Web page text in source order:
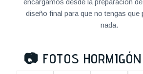
diseño final para que no tengas que
nada.
📷 FOTOS